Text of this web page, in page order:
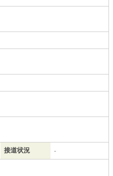
接道状況 -